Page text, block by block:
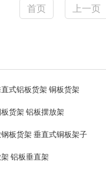
首页 上一页
式铝板货架 铜板货架
货架 铝板摆放架
板货架 垂直式铜板架子
铝板垂直架